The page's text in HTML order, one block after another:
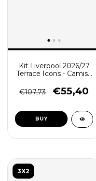
Kit Liverpool 2026/27
Terrace Icons - Camisa
Branca - Verde
€107,73 €55,40
BUY
3X2